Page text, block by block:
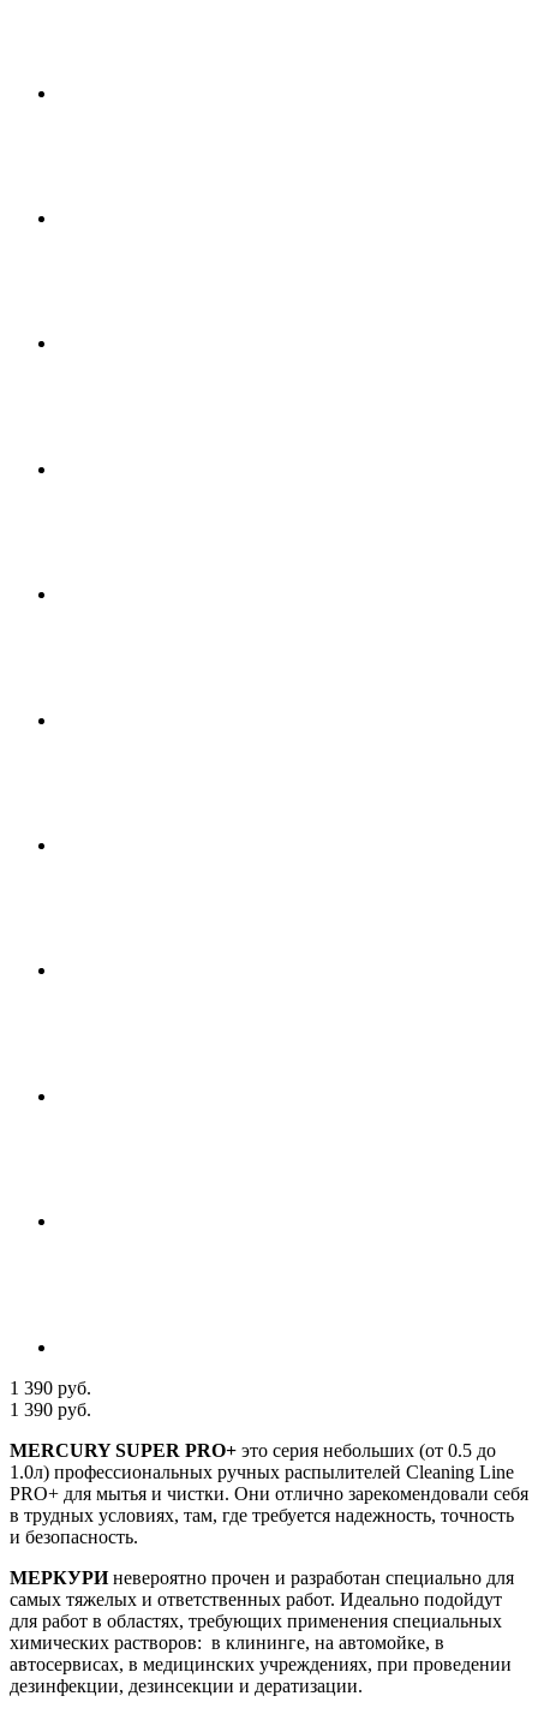
1 390 руб.
1 390 руб.
MERCURY SUPER PRO+ это серия небольших (от 0.5 до
1.0л) профессиональных ручных распылителей Cleaning Line
PRO+ для мытья и чистки. Они отлично зарекомендовали себя
в трудных условиях, там, где требуется надежность, точность
и безопасность.
МЕРКУРИневероятно прочен и разработан специально для
самых тяжелых и ответственных работ. Идеально подойдут
для работ в областях, требующих применения специальных
химических растворов: в клининге, на автомойке, в
автосервисах, в медицинских учреждениях, при проведении
дезинфекции, дезинсекции и дератизации.